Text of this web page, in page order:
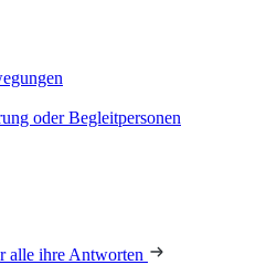
oder Begleitpersonen
alle ihre Antworten